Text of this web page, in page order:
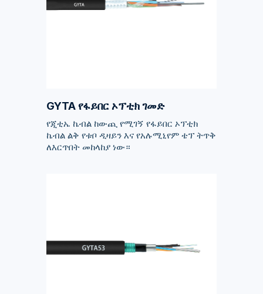
GYTA የፋይበር ኦፕቲክ ገመድ
የጂቲኤ ኬብል ከውጪ የሚገኝ የፋይበር ኦፕቲክ
ኬብል ልቅ የቱቦ ዲዛይን እና የአሉሚኒየም ቴፕ ትጥቅ
ለእርጥበት መከላከያ ነው።